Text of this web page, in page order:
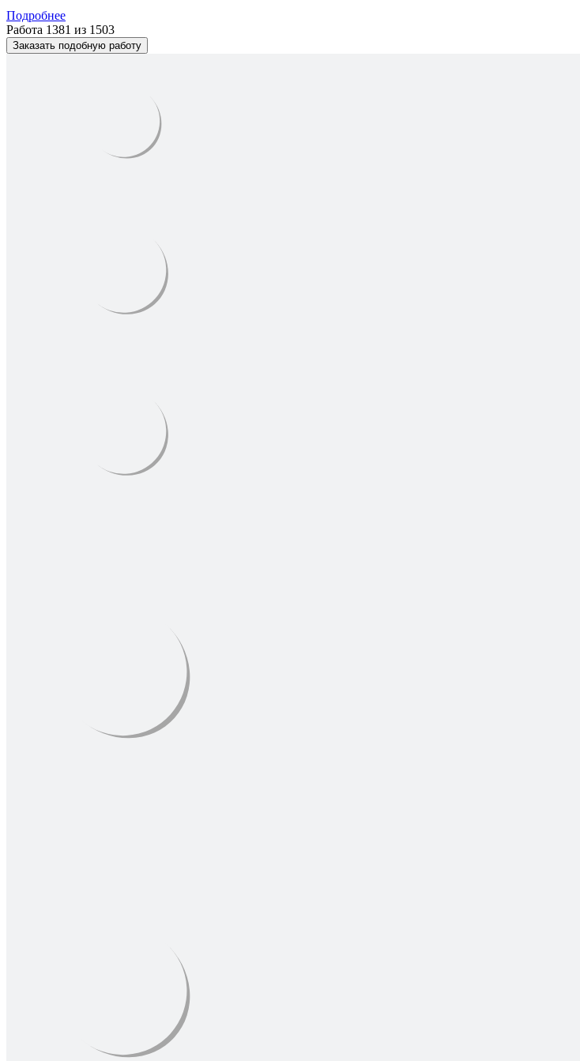
Подробнее
Работа 1381 из 1503
Заказать подобную работу